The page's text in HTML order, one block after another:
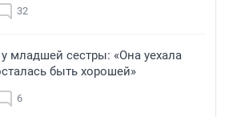
32
младшей сестры: «Она уехала
быть хорошей»
6